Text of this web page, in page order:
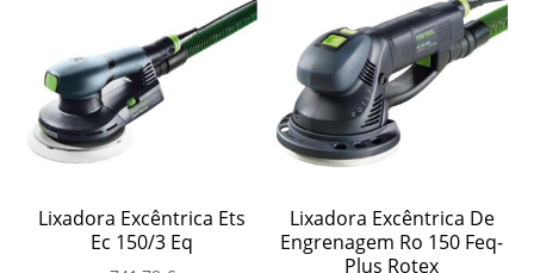
Lixadora Excêntrica Ets
Ec 150/3 Eq
Lixadora Excêntrica De
Engrenagem Ro 150 Feq-
Plus Rotex